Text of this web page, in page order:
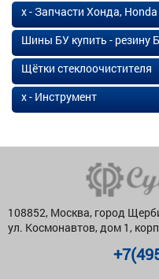
х - Запчасти Хонда, Honda
Шины БУ купить - резину
Щётки стеклоочистителя
х - Инструмент
108852, Москва, город
ул. Космонавтов, дом 1,